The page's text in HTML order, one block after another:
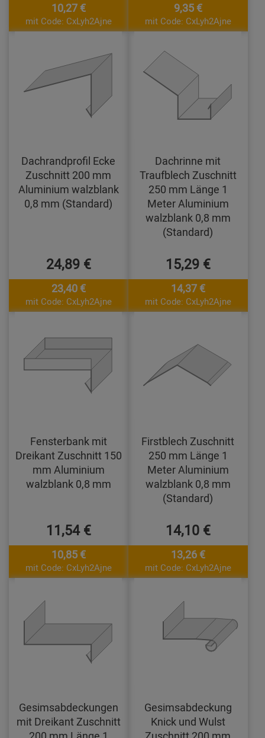
10,27 €
mit Code: CxLyh2Ajne
9,35 €
mit Code: CxLyh2Ajne
Dachrandprofil Ecke
Zuschnitt 200 mm
Aluminium walzblank
0,8 mm (Standard)
24,89 €
23,40 €
mit Code: CxLyh2Ajne
Dachrinne mit
Traufblech Zuschnitt
250 mm Länge 1
Meter Aluminium
walzblank 0,8 mm
(Standard)
15,29 €
14,37 €
mit Code: CxLyh2Ajne
Fensterbank mit
Dreikant Zuschnitt 150
mm Aluminium
walzblank 0,8 mm
11,54 €
10,85 €
mit Code: CxLyh2Ajne
Firstblech Zuschnitt
250 mm Länge 1
Meter Aluminium
walzblank 0,8 mm
(Standard)
14,10 €
13,26 €
mit Code: CxLyh2Ajne
Gesimsabdeckungen
mit Dreikant Zuschnitt
Gesimsabdeckung
Knick und Wulst